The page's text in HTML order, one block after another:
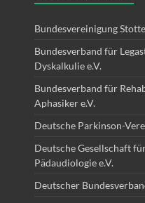
Bundesvereinigung
Bundesverband für
Dyskalkulie e.V.
Bundesverband für
Aphasiker e.V.
Deutsche Parkinson-
Deutsche Gesellschaft
Pädaudiologie e.V.
Deutscher